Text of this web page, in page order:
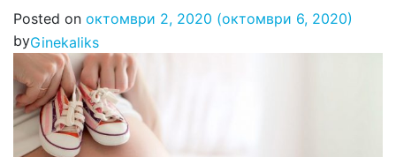
Posted on октомври 2, 2020 (октомври 6, 2020)
byGinekaliks